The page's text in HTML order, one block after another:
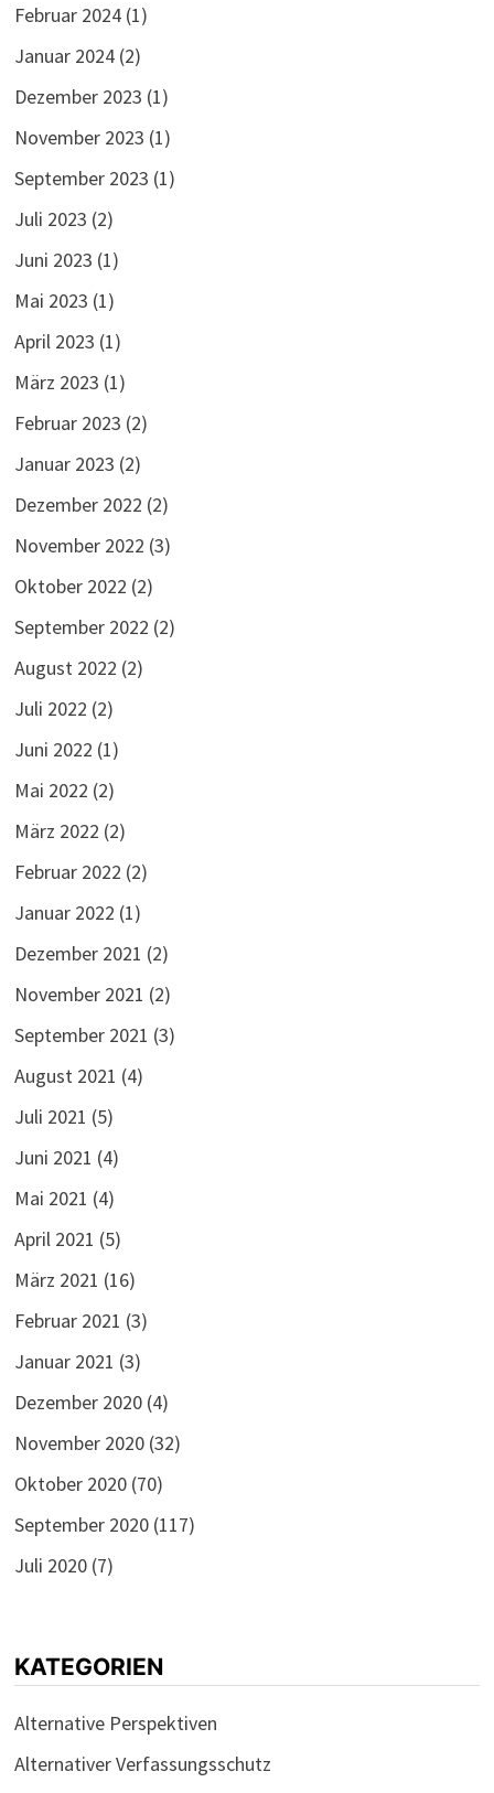
Februar 2024(1)
Januar 2024(2)
Dezember 2023 (1)
November 2023 (1)
September 2023 (1)
Juli 2023 (2)
Juni 2023 (1)
Mai 2023 (1)
April 2023 (1)
März 2023 (1)
Februar 2023 (2)
Januar 2023 (2)
Dezember 2022 (2)
November 2022 (3)
Oktober 2022 (2)
September 2022 (2)
August 2022 (2)
Juli 2022 (2)
Juni 2022 (1)
Mai 2022 (2)
März 2022 (2)
Februar 2022 (2)
Januar 2022 (1)
Dezember 2021 (2)
November 2021 (2)
September 2021 (3)
August 2021 (4)
Juli 2021 (5)
Juni 2021 (4)
Mai 2021 (4)
April 2021 (5)
März 2021 (16)
Februar 2021 (3)
Januar 2021 (3)
Dezember 2020(4)
November 2020(32)
Oktober 2020(70)
September 2020(117)
Juli 2020(7)
KATEGORIEN
Alternative Perspektiven
Alternativer Verfassungsschutz